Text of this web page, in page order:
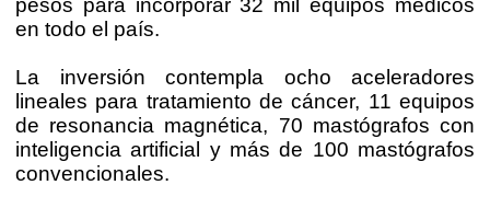
en todo el país.
La inversión contempla ocho aceleradores
lineales para tratamiento de cáncer, 11 equipos
de resonancia magnética, 70 mastógrafos con
inteligencia artificial y más de 100 mastógrafos
convencionales.